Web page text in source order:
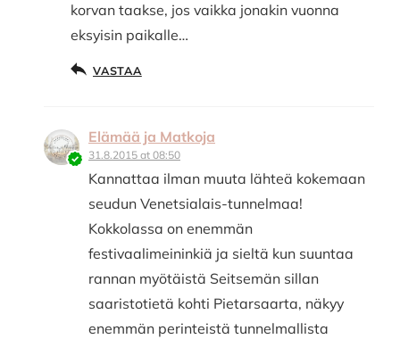
korvan taakse, jos vaikka jonakin vuonna
eksyisin paikalle…
VASTAA
Elämää ja Matkoja
31.8.2015 at 08:50
Kannattaa ilman muuta lähteä kokemaan
seudun Venetsialais-tunnelmaa!
Kokkolassa on enemmän
festivaalimeininkiä ja sieltä kun suuntaa
rannan myötäistä Seitsemän sillan
saaristotietä kohti Pietarsaarta, näkyy
enemmän perinteistä tunnelmallista